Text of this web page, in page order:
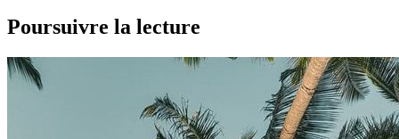
Poursuivre la lecture